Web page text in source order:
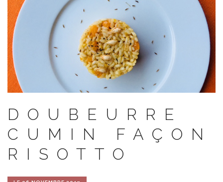
DOUBEURRE
CUMIN FAÇON
RISOTTO